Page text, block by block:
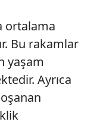
ortalama
Bu rakamlar
yaşam
Ayrıca